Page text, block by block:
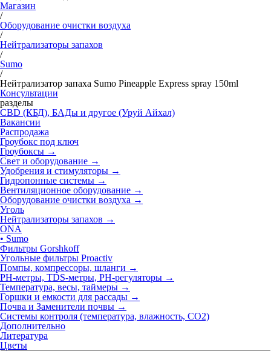
Магазин
/
Оборудование очистки воздуха
/
Нейтрализаторы запахов
/
Sumo
/
Нейтрализатор запаха Sumo Pineapple Express spray 150ml
Консультации
разделы
CBD (КБД), БАДы и другое (Уруй Айхал)
Вакансии
Распродажа
Гроубокс под ключ
Гроубоксы →
Свет и оборудование →
Удобрения и стимуляторы →
Гидропонные системы →
Вентиляционное оборудование →
Оборудование очистки воздуха →
Уголь
Нейтрализаторы запахов →
ONA
• Sumo
Фильтры Gorshkoff
Угольные фильтры Proactiv
Помпы, компрессоры, шланги →
РН-метры, TDS-метры, РН-регуляторы →
Температура, весы, таймеры →
Горшки и емкости для рассады →
Почва и Заменители почвы →
Системы контроля (температура, влажность, СО2)
Дополнительно
Литература
Цветы